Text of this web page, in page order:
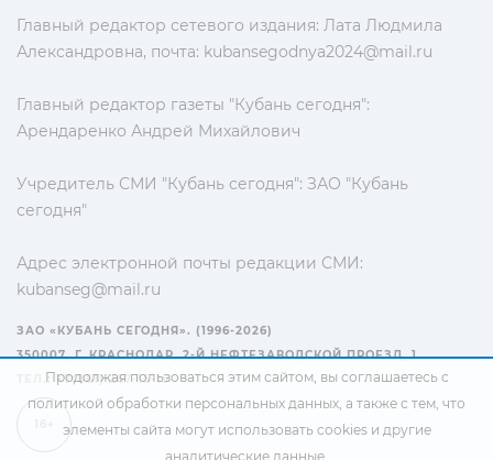
Главный редактор сетевого издания: Лата Людмила
Александровна, почта: kubansegodnya2024@mail.ru
Главный редактор газеты "Кубань сегодня":
Арендаренко Андрей Михайлович
Учредитель СМИ "Кубань сегодня": ЗАО "Кубань
сегодня"
Адрес электронной почты редакции СМИ:
kubanseg@mail.ru
ЗАО «КУБАНЬ СЕГОДНЯ». (1996-2026)
350007, Г. КРАСНОДАР, 2-Й НЕФТЕЗАВОДСКОЙ ПРОЕЗД, 1
ТЕЛ.: +7(861) 267-15-15
Продолжая пользоваться этим сайтом, вы соглашаетесь с
политикой обработки персональных данных, а также с тем, что
элементы сайта могут использовать cookies и другие
аналитические данные.